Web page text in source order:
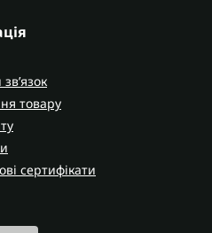
товару
сертифікати